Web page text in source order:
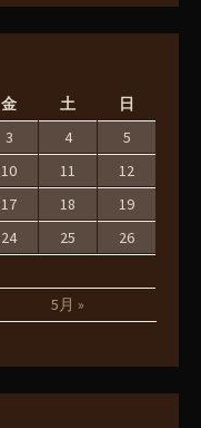
金 土 日
5月 »
3 4
5
10 11
12
17 18
19
24 25
26